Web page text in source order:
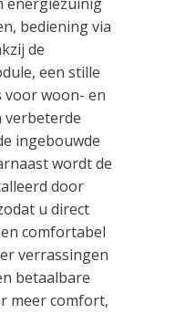
bediening via
de
een stille
voor woon- en
verbeterde
ingebouwde
wordt de
door
u direct
comfortabel
verrassingen
betaalbare
meer comfort,